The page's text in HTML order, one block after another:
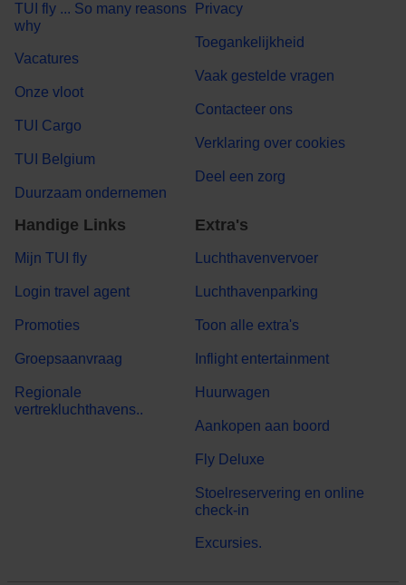
TUI fly ... So many reasons
why
Vacatures
Onze vloot
TUI Cargo
TUI Belgium
Duurzaam ondernemen
Privacy
Toegankelijkheid
Vaak gestelde vragen
Contacteer ons
Verklaring over cookies
Deel een zorg
Handige Links
Mijn TUI fly
Login travel agent
Promoties
Groepsaanvraag
Regionale
vertrekluchthavens..
Extra's
Luchthavenvervoer
Luchthavenparking
Toon alle extra's
Inflight entertainment
Huurwagen
Aankopen aan boord
Fly Deluxe
Stoelreservering en online
check-in
Excursies.